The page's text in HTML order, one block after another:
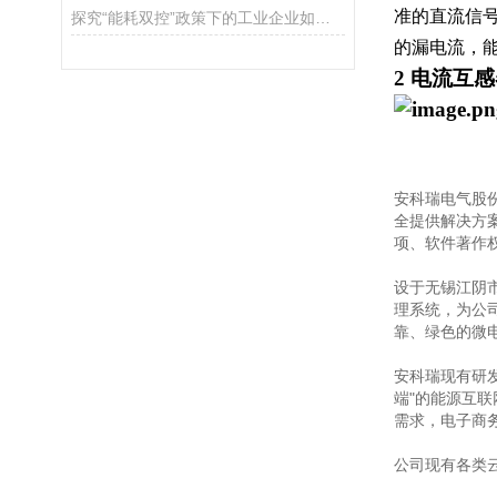
准的直流信
的漏电流，
2 电流互
安科瑞电气股
全提供解决方
项、软件著作
设于无锡江阴
理系统，为公
靠、绿色的微
安科瑞现有研
端"的能源互
需求，电子商
公司现有各类